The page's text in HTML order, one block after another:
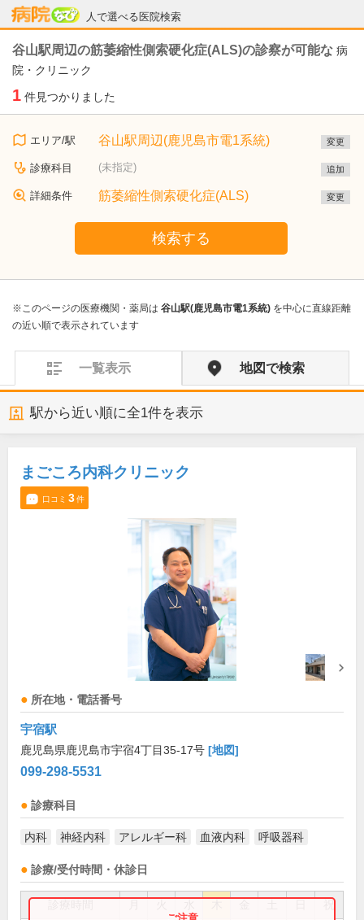
人で選べる医院検索
病院なび
谷山駅周辺の筋萎縮性側索硬化症(ALS)の診察が可能な 病
院・クリニック
1 件見つかりました
エリア/駅 谷山駅周辺(鹿児島市電1系統) 変更
診療科目 (未指定) 追加
詳細条件 筋萎縮性側索硬化症(ALS) 変更
検索する
※このページの医療機関・薬局は 谷山駅(鹿児島市電1系統) を中心に直線距離
の近い順で表示されています
一覧表示 地図で検索
駅から近い順に全1件を表示
まごころ内科クリニック
口コミ 3件
所在地・電話番号
宇宿駅
鹿児島県鹿児島市宇宿4丁目35-17号 [地図]
099-298-5531
診療科目
内科 神経内科 アレルギー科 血液内科 呼吸器科
診療/受付時間・休診日
祝